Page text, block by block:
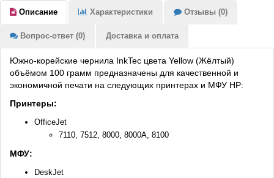
Описание Характеристики Отзывы (0)
Вопрос-ответ (0) Доставка и оплата
Южно-корейские чернила InkTec цвета Yellow (Жёлтый)
объёмом 100 грамм предназначены для качественной и
экономичной печати на следующих принтерах и МФУ HP:
Принтеры:
OfficeJet
7110, 7512, 8000, 8000A, 8100
МФУ:
DeskJet